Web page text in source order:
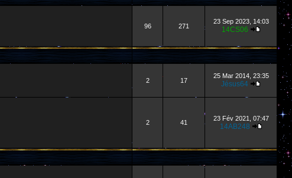
96 271
23 Sep 2023, 14:03
14CS06
2 17
25 Mar 2014, 23:35
Jésus64
2 41
23 Fév 2021, 07:47
14AB248